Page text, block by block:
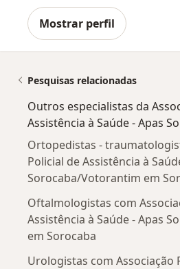
Mostrar perfil
Pesquisas relacionadas
Outros especialistas da
Assistência à Saúde - Apas
Ortopedistas -
Policial de Assistência à
Sorocaba/Votorantim em
Oftalmologistas com
Assistência à Saúde - Apas
em Sorocaba
Urologistas com Associação